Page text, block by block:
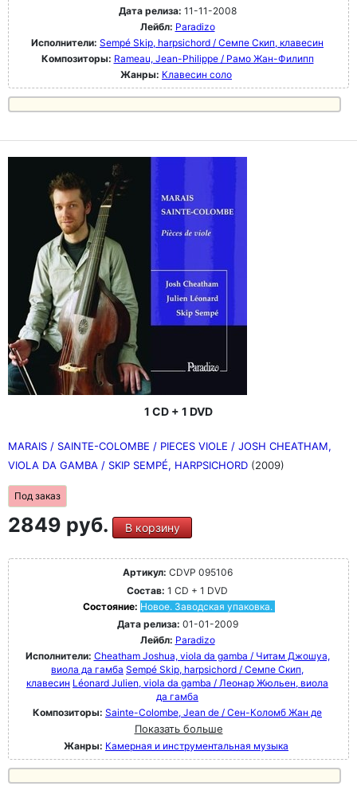
Дата релиза: 11-11-2008
Лейбл: Paradizo
Исполнители: Sempé Skip, harpsichord / Семпе Скип, клавесин
Композиторы: Rameau, Jean-Philippe / Рамо Жан-Филипп
Жанры: Клавесин соло
1 CD + 1 DVD
MARAIS / SAINTE-COLOMBE / PIECES VIOLE / JOSH CHEATHAM,
VIOLA DA GAMBA / SKIP SEMPÉ, HARPSICHORD (2009)
Под заказ
2849 руб. В корзину
Артикул: CDVP 095106
Состав: 1 CD + 1 DVD
Состояние: Новое. Заводская упаковка.
Дата релиза: 01-01-2009
Лейбл: Paradizo
Исполнители: Cheatham Joshua, viola da gamba / Читам Джошуа,
виола да гамба Sempé Skip, harpsichord / Семпе Скип,
клавесин Léonard Julien, viola da gamba / Леонар Жюльен, виола
да гамба
Композиторы: Sainte-Colombe, Jean de / Сен-Коломб Жан де
Показать больше
Жанры: Камерная и инструментальная музыка